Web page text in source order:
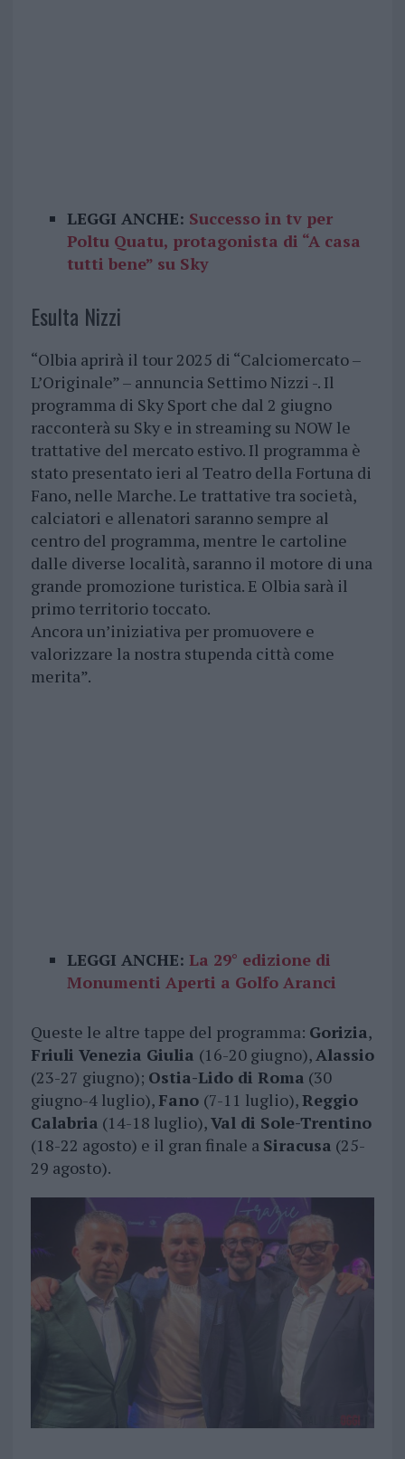
LEGGI ANCHE: Successo in tv per
Poltu Quatu, protagonista di “A casa
tutti bene” su Sky
Esulta Nizzi
“Olbia aprirà il tour 2025 di “Calciomercato –
L’Originale” – annuncia Settimo Nizzi -. Il
programma di Sky Sport che dal 2 giugno
racconterà su Sky e in streaming su NOW le
trattative del mercato estivo. Il programma è
stato presentato ieri al Teatro della Fortuna di
Fano, nelle Marche. Le trattative tra società,
calciatori e allenatori saranno sempre al
centro del programma, mentre le cartoline
dalle diverse località, saranno il motore di una
grande promozione turistica. E Olbia sarà il
primo territorio toccato.
Ancora un’iniziativa per promuovere e
valorizzare la nostra stupenda città come
merita”.
LEGGI ANCHE: La 29° edizione di
Monumenti Aperti a Golfo Aranci
Queste le altre tappe del programma: Gorizia,
Friuli Venezia Giulia (16-20 giugno),Alassio
(23-27 giugno); Ostia-Lido di Roma (30
giugno-4 luglio), Fano (7-11 luglio),Reggio
Calabria (14-18 luglio),Val di Sole-Trentino
(18-22 agosto) e il gran finale a Siracusa (25-
29 agosto).